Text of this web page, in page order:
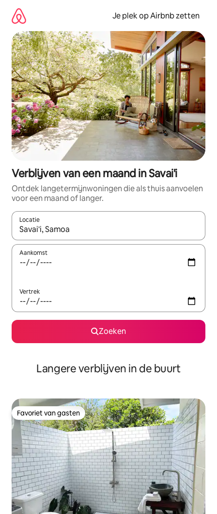
direct
naar
inhoud
Je plek op Airbnb zetten
Verblijven van een maand in Savai'i
Ontdek langetermijnwoningen die als thuis aanvoelen
voor een maand of langer.
Locatie
Wanneer er resultaten beschikbaar zijn, maak je een keuze
Aankomst
Vertrek
Zoeken
Langere verblijven in de buurt
Favoriet van gasten
Favoriet van gasten